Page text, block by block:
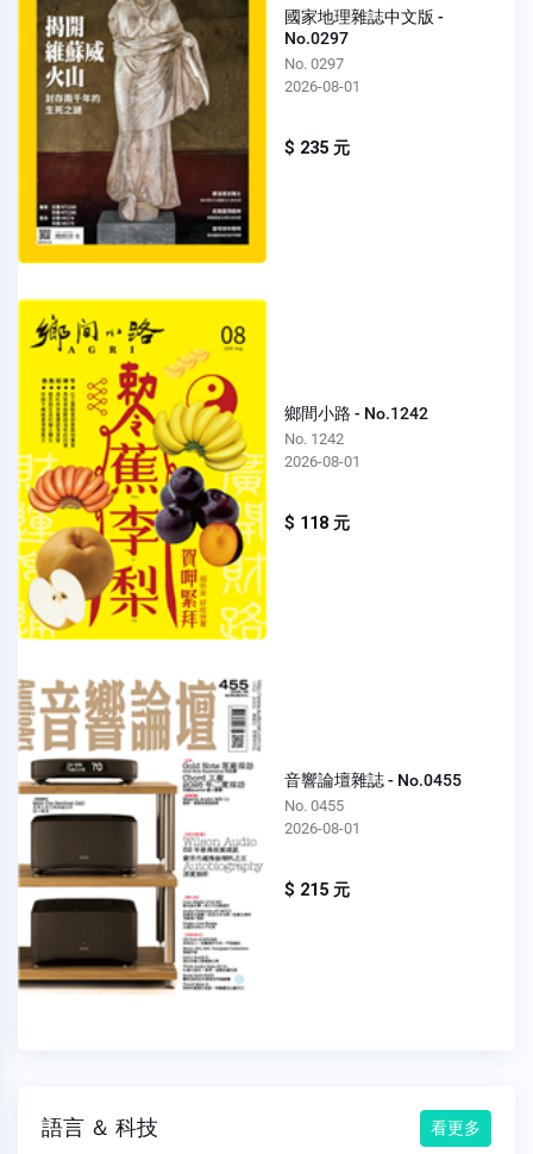
國家地理雜誌中文版 -
No.0297
No. 0297
2026-08-01
$ 235 元
鄉間小路 - No.1242
No. 1242
2026-08-01
$ 118 元
音響論壇雜誌 - No.0455
No. 0455
2026-08-01
$ 215 元
語言 ＆ 科技 看更多